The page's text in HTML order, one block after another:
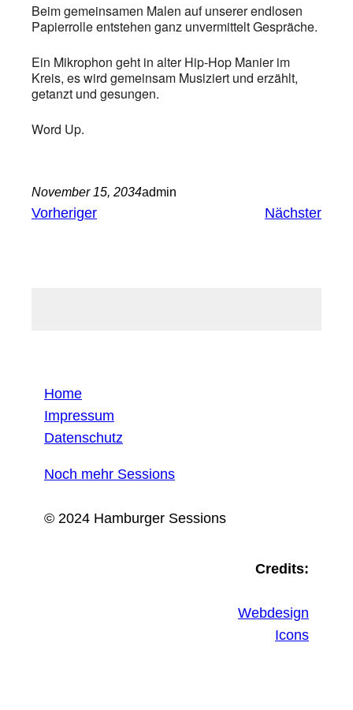
Beim gemeinsamen Malen auf unserer endlosen
Papierrolle entstehen ganz unvermittelt Gespräche.
Ein Mikrophon geht in alter Hip-Hop Manier im
Kreis, es wird gemeinsam Musiziert und erzählt,
getanzt und gesungen.
Word Up.
November 15, 2034admin
Vorheriger Nächster
Home
Impressum
Datenschutz
Noch mehr Sessions
© 2024 Hamburger Sessions
Credits:
Webdesign
Icons